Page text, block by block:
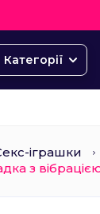
Категорії
іграшки
з